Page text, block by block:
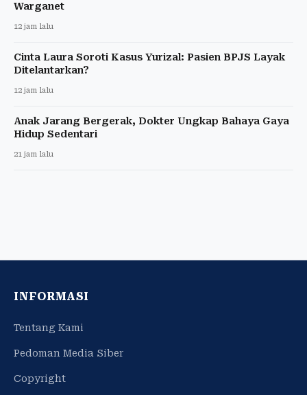
Warganet
12 jam lalu
Cinta Laura Soroti Kasus Yurizal: Pasien BPJS Layak
Ditelantarkan?
12 jam lalu
Anak Jarang Bergerak, Dokter Ungkap Bahaya Gaya
Hidup Sedentari
21 jam lalu
INFORMASI
Tentang Kami
Pedoman Media Siber
Copyright